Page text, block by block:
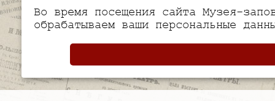
Во время посещения сайта Музея-
обрабатываем ваши персональные